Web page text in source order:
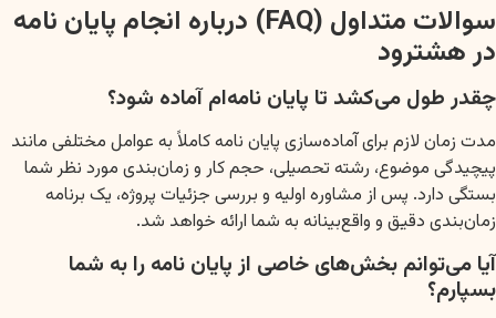
سوالات متداول (FAQ) درباره انجام پایان نامه
در هشترود
چقدر طول می‌کشد تا پایان نامه‌ام آماده شود؟
مدت زمان لازم برای آماده‌سازی پایان نامه کاملاً به عوامل مختلفی مانند
پیچیدگی موضوع، رشته تحصیلی، حجم کار و زمان‌بندی مورد نظر شما
بستگی دارد. پس از مشاوره اولیه و بررسی جزئیات پروژه، یک برنامه
زمان‌بندی دقیق و واقع‌بینانه به شما ارائه خواهد شد.
آیا می‌توانم بخش‌های خاصی از پایان نامه را به شما
بسپارم؟